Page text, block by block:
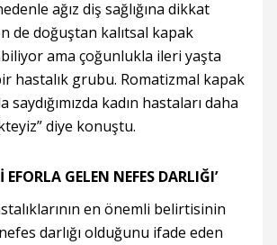
ağız diş sağlığına dikkat
de doğuştan kalıtsal kapak
ama çoğunlukla ileri yaşta
hastalık grubu. Romatizmal kapak
saydığımızda kadın hastaları daha
diye konuştu.
EFORLA GELEN NEFES DARLIĞI’
en önemli belirtisinin
darlığı olduğunu ifade eden